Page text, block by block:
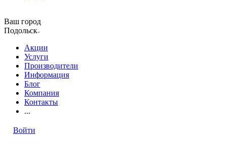
Ваш город
Подольск
Акции
Услуги
Производители
Информация
Блог
Компания
Контакты
...
Войти